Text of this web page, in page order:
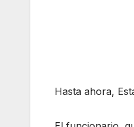
Hasta ahora,